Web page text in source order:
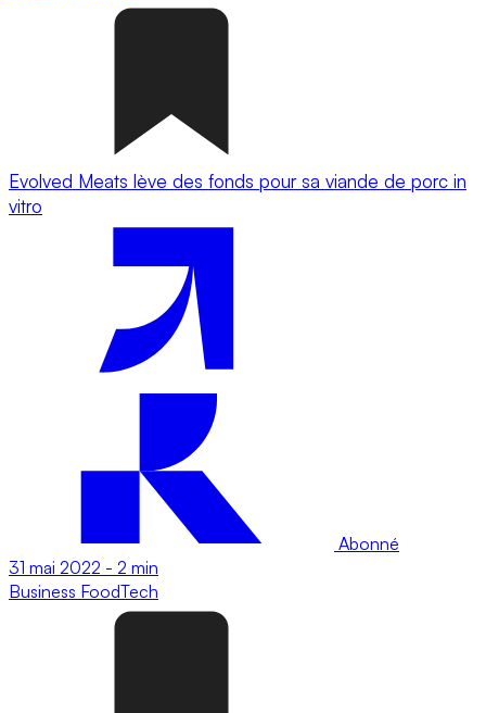
Evolved Meats lève des fonds pour sa viande de porc in
vitro
Abonné
31 mai 2022 - 2 min
Business FoodTech